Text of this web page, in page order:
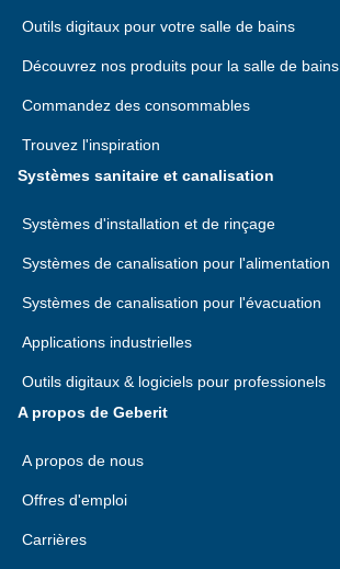
Outils digitaux pour votre salle de bains
Découvrez nos produits pour la salle de bains
Commandez des consommables
Trouvez l'inspiration
Systèmes sanitaire et canalisation
Systèmes d'installation et de rinçage
Systèmes de canalisation pour l'alimentation
Systèmes de canalisation pour l'évacuation
Applications industrielles
Outils digitaux & logiciels pour professionels
A propos de Geberit
A propos de nous
Offres d'emploi
Carrières